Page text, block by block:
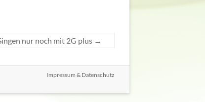
nur noch mit 2G plus →
Impressum & Datenschutz